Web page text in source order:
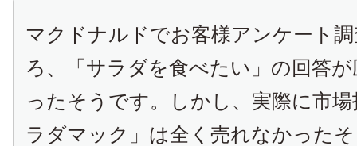
マクドナルドでお客様アンケート
ろ、「サラダを食べたい」の回答
ったそうです。しかし、実際に市
ラダマック」は全く売れなかった